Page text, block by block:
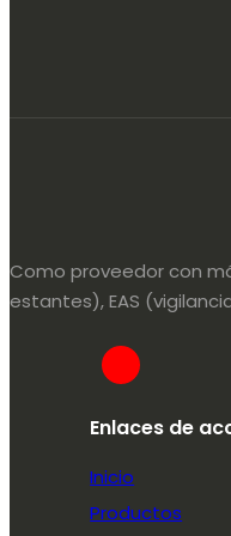
Como proveedor con
estantes), EAS
Enlaces de
Inicio
Productos